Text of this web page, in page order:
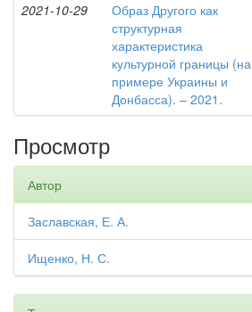
2021-10-29
Образ Другого как
структурная
характеристика
культурной границы (на
примере Украины и
Донбасса). – 2021.
Просмотр
Автор
Заславская, Е. А.
Ищенко, Н. С.